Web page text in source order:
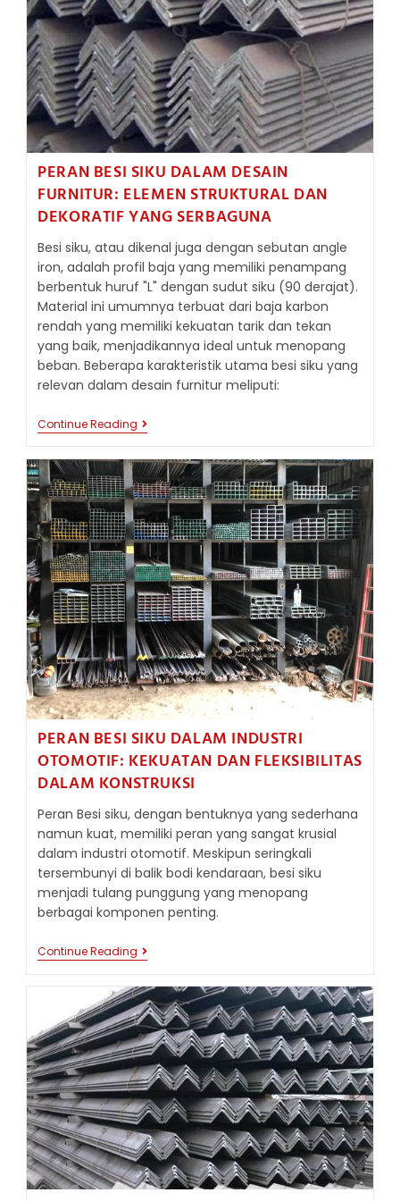
PERAN BESI SIKU DALAM DESAIN
FURNITUR: ELEMEN STRUKTURAL DAN
DEKORATIF YANG SERBAGUNA
Besi siku, atau dikenal juga dengan sebutan angle
iron, adalah profil baja yang memiliki penampang
berbentuk huruf "L" dengan sudut siku (90 derajat).
Material ini umumnya terbuat dari baja karbon
rendah yang memiliki kekuatan tarik dan tekan
yang baik, menjadikannya ideal untuk menopang
beban. Beberapa karakteristik utama besi siku yang
relevan dalam desain furnitur meliputi:
Continue Reading PERAN
BESI
DALAM
DESAIN
FURNITUR:
ELEMEN
STRUKTURAL
DAN
DEKORATIF
YANG
SERBAGUNA
PERAN BESI SIKU DALAM INDUSTRI
OTOMOTIF: KEKUATAN DAN FLEKSIBILITAS
DALAM KONSTRUKSI
Peran Besi siku, dengan bentuknya yang sederhana
namun kuat, memiliki peran yang sangat krusial
dalam industri otomotif. Meskipun seringkali
tersembunyi di balik bodi kendaraan, besi siku
menjadi tulang punggung yang menopang
berbagai komponen penting.
Continue Reading PERAN
BESI
DALAM
INDUSTRI
OTOMOTIF:
KEKUATAN
DAN
FLEKSIBILITAS
DALAM
KONSTRUKSI